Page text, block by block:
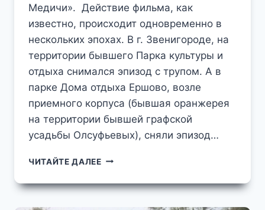
Медичи». Действие фильма, как
известно, происходит одновременно в
нескольких эпохах. В г. Звенигороде, на
территории бывшего Парка культуры и
отдыха снимался эпизод с трупом. А в
парке Дома отдыха Ершово, возле
приемного корпуса (бывшая оранжерея
на территории бывшей графской
усадьбы Олсуфьевых), сняли эпизод…
ЧИТАЙТЕ ДАЛЕЕЛАРЕЦ
МЕДИЧИ